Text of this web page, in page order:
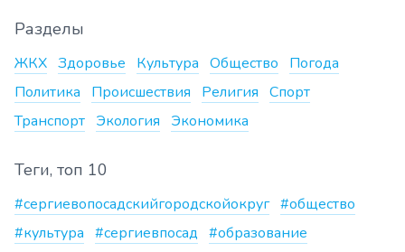
Разделы
ЖКХ Здоровье Культура Общество
Погода
Политика
Происшествия Религия Спорт
Транспорт Экология Экономика
Теги, топ 10
#сергиевопосадскийгородскойокруг #общество
#культура #сергиевпосад #образование